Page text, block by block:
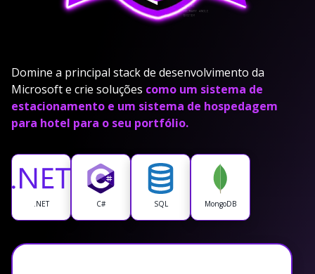
Domine a principal stack de desenvolvimento da
Microsoft e crie soluções como um sistema de
estacionamento e um sistema de hospedagem
para hotel para o seu portfólio.
.NET C# SQL MongoDB